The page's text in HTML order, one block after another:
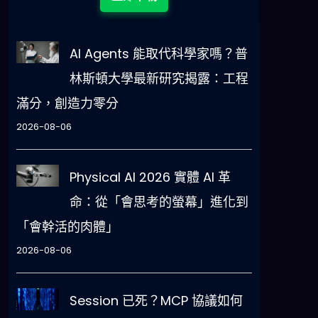
AI Agents 能取代科學家嗎？普
林斯頓大學最新研究揭露：工程
滿分，創造力零分
2026-08-06
Physical AI 2026 實體 AI 革
命：從「會思考的螢幕」進化到
「會幹活的肉體」
2026-08-06
Session 已死？MCP 協議如何